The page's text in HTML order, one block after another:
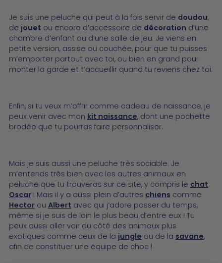
Je suis une peluche qui peut à la fois servir de doudou,
de jouet ou encore d’accessoire de décoration d’une
chambre d’enfant ou d’une salle de jeu. Je viens en
petite version, assise ou couchée, pour que tu puisses
m’emporter partout avec toi, ou bien en grand pour
monter la garde et t’accueillir quand tu reviens chez toi.
Enfin, si tu veux m’offrir comme cadeau de naissance, je
peux venir avec mon kit naissance, dont une pochette
brodée que tu pourras faire personnaliser.
Mais je suis aussi une peluche très sociable. Je
m’entends très bien avec les autres animaux en
peluche que tu trouveras sur ce site, y compris le chat
Oscar ! Mais il y a aussi plein d’autres chiens comme
Hector ou Albert avec qui j’adore passer du temps,
même si je suis de loin le plus beau d’entre eux ! Tu
peux aussi aller voir du côté des animaux plus
exotiques comme ceux de la jungle ou de la savane,
afin de constituer une équipe de choc !